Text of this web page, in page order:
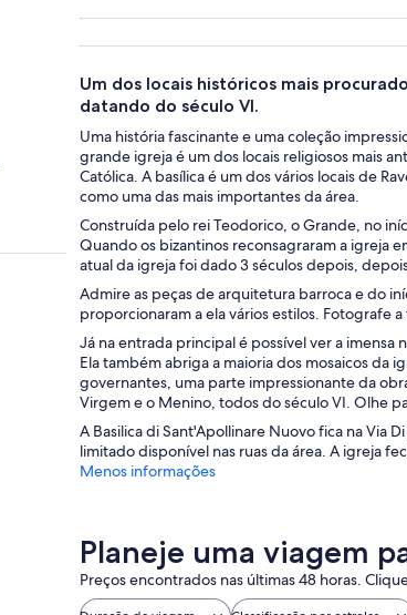
Um dos locais históricos mais
datando do século VI.
Uma história fascinante e uma coleção
grande igreja é um dos locais religiosos mais
Católica. A basílica é um dos vários locais de
como uma das mais importantes da área.
Construída pelo rei Teodorico, o Grande, no
Quando os bizantinos reconsagraram a igreja
atual da igreja foi dado 3 séculos depois,
Admire as peças de arquitetura barroca e do
proporcionaram a ela vários estilos. Fotografe
Já na entrada principal é possível ver a imensa
Ela também abriga a maioria dos mosaicos da
governantes, uma parte impressionante da
Virgem e o Menino, todos do século VI. Olhe
A Basilica di Sant'Apollinare Nuovo fica na Via
limitado disponível nas ruas da área. A igreja
Menos informações
Planeje uma viagem
Preços encontrados nas últimas 48 horas.